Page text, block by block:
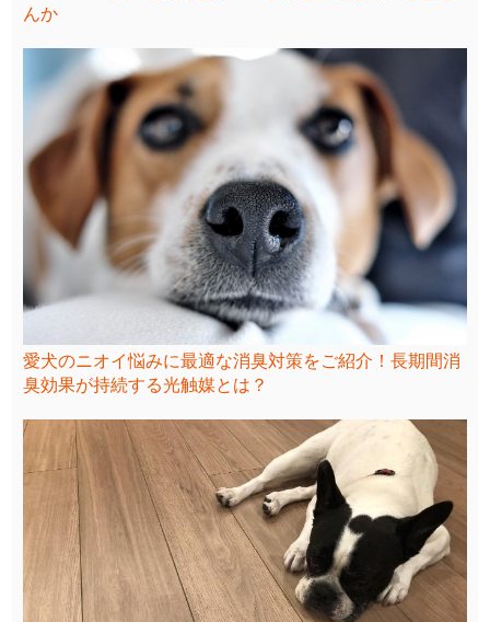
んか
愛犬のニオイ悩みに最適な消臭対策をご紹介！長期間消
臭効果が持続する光触媒とは？